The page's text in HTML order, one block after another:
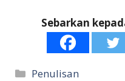
Sebarkan
Categories
Penulisan